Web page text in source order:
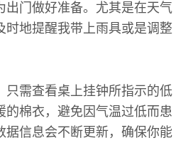
出门做好准备。尤其是在天气
时地提醒我带上雨具或是调整
只需查看桌上挂钟所指示的低
的棉衣，避免因气温过低而患
据信息会不断更新，确保你能